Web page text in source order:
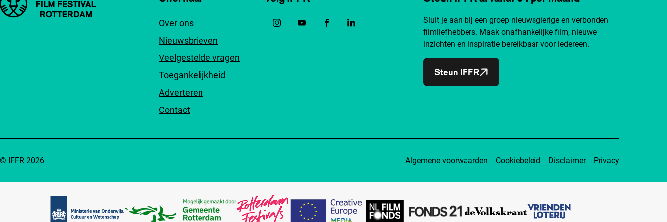
Over ons
Nieuwsbrieven
Veelgestelde vragen
Toegankelijkheid
Adverteren
Contact
Sluit je aan bij een groep nieuwsgierige en verbonden
filmliefhebbers. Maak onafhankelijke film, nieuwe
inzichten en inspiratie bereikbaar voor iedereen.
Steun IFFR
Algemene voorwaarden Cookiebeleid Disclaimer Privacy
© IFFR 2026